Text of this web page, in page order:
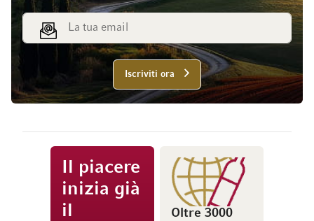
Indirizzo email
Iscriviti ora
Il piacere
inizia già
il
Oltre 3000